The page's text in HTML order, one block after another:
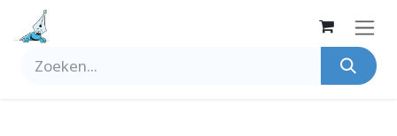
Overslaan naar inhoud